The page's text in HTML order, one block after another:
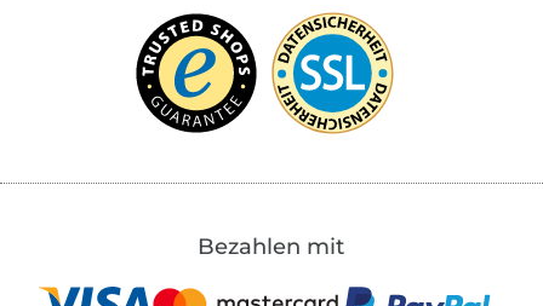
Bezahlen mit